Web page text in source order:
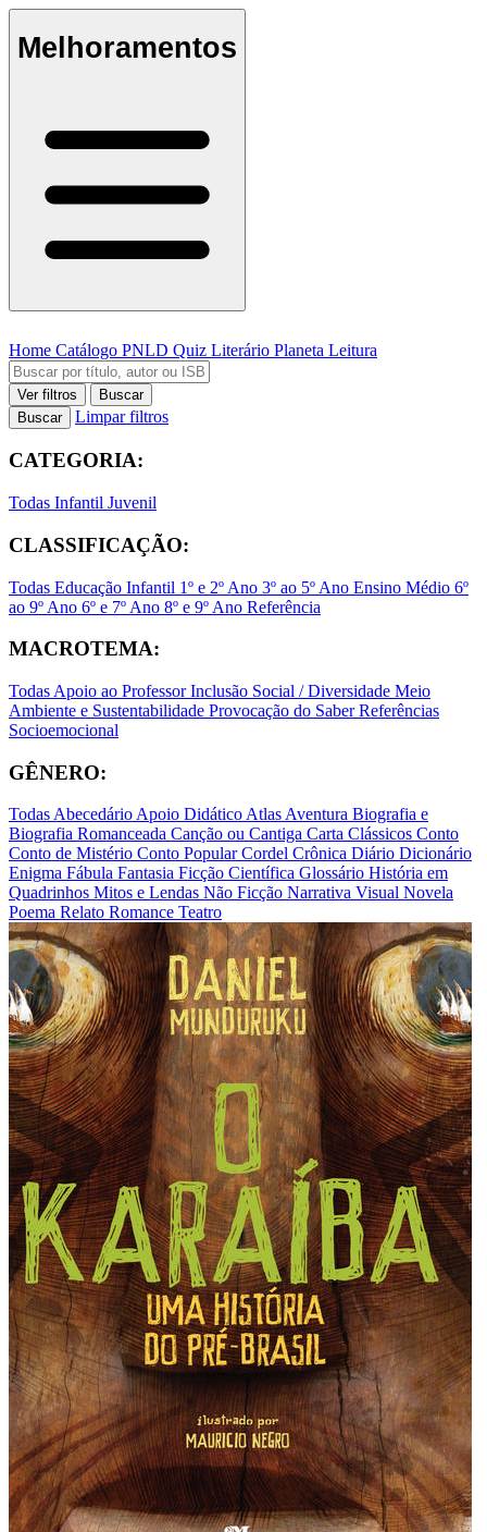
Melhoramentos
Home Catálogo PNLD Quiz Literário Planeta Leitura
Ver filtros
Buscar
Buscar
Limpar filtros
CATEGORIA:
Todas Infantil Juvenil
CLASSIFICAÇÃO:
Todas Educação Infantil 1º e 2º Ano 3º ao 5º Ano Ensino Médio 6º
ao 9º Ano 6º e 7º Ano 8º e 9º Ano Referência
MACROTEMA:
Todas Apoio ao ProfessorInclusão Social / Diversidade Meio
Ambiente e Sustentabilidade Provocação do SaberReferências
Socioemocional
GÊNERO:
TodasAbecedárioApoio DidáticoAtlasAventura Biografia e
Biografia Romanceada Canção ou Cantiga Carta Clássicos Conto
Conto de Mistério Conto PopularCordel Crônica Diário Dicionário
Enigma Fábula Fantasia Ficção Científica Glossário História em
Quadrinhos Mitos e Lendas Não Ficção Narrativa Visual Novela
Poema Relato Romance Teatro